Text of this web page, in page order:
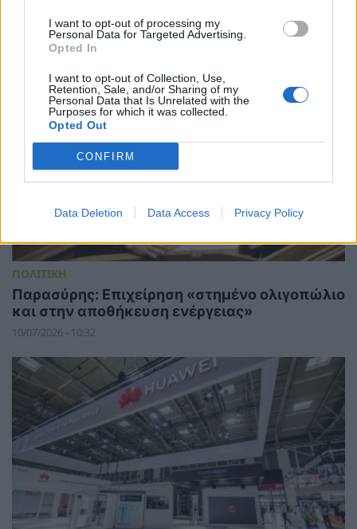
I want to opt-out of processing my
Personal Data for Targeted Advertising.
Opted In
I want to opt-out of Collection, Use,
Retention, Sale, and/or Sharing of my
Personal Data that Is Unrelated with the
Purposes for which it was collected.
Opted Out
CONFIRM
Data Deletion Data Access Privacy Policy
Κύκλου Ιουλίου 2026
15/07/2026 - 12:22
ΠΟΛΙΤΙΚΗ
Παρασύρης: Επιχείρηση «στημένο ολιγοπώλιο
και στην αποθήκευση ενέργειας»
10/07/2026 - 10:32